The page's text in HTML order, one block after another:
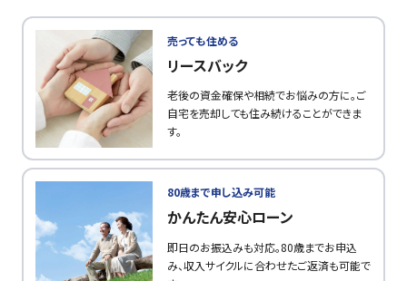
売っても住める
リースバック
老後の資金確保や相続でお悩みの方に。ご
自宅を売却しても住み続けることができま
す。
80歳まで申し込み可能
かんたん安心ローン
即日のお振込みも対応。80歳までお申込
み、収入サイクルに合わせたご返済も可能で